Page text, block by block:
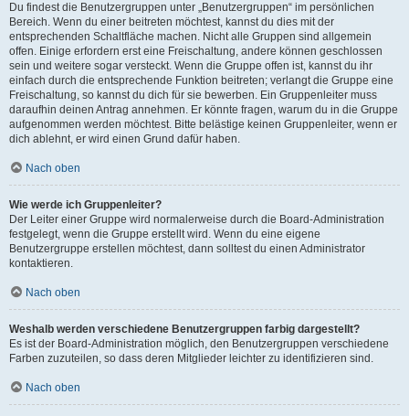
Du findest die Benutzergruppen unter „Benutzergruppen“ im persönlichen
Bereich. Wenn du einer beitreten möchtest, kannst du dies mit der
entsprechenden Schaltfläche machen. Nicht alle Gruppen sind allgemein
offen. Einige erfordern erst eine Freischaltung, andere können geschlossen
sein und weitere sogar versteckt. Wenn die Gruppe offen ist, kannst du ihr
einfach durch die entsprechende Funktion beitreten; verlangt die Gruppe eine
Freischaltung, so kannst du dich für sie bewerben. Ein Gruppenleiter muss
daraufhin deinen Antrag annehmen. Er könnte fragen, warum du in die Gruppe
aufgenommen werden möchtest. Bitte belästige keinen Gruppenleiter, wenn er
dich ablehnt, er wird einen Grund dafür haben.
Nach oben
Wie werde ich Gruppenleiter?
Der Leiter einer Gruppe wird normalerweise durch die Board-Administration
festgelegt, wenn die Gruppe erstellt wird. Wenn du eine eigene
Benutzergruppe erstellen möchtest, dann solltest du einen Administrator
kontaktieren.
Nach oben
Weshalb werden verschiedene Benutzergruppen farbig dargestellt?
Es ist der Board-Administration möglich, den Benutzergruppen verschiedene
Farben zuzuteilen, so dass deren Mitglieder leichter zu identifizieren sind.
Nach oben